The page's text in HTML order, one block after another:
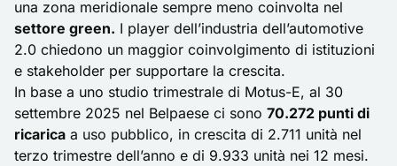
una zona meridionale sempre meno coinvolta nel
settore green. I player dell’industria dell’automotive
2.0 chiedono un maggior coinvolgimento di istituzioni
e stakeholder per supportare la crescita.
In base a uno studio trimestrale di Motus-E, al 30
settembre 2025 nel Belpaese ci sono 70.272 punti di
ricarica a uso pubblico, in crescita di 2.711 unità nel
terzo trimestre dell’anno e di 9.933 unità nei 12 mesi.